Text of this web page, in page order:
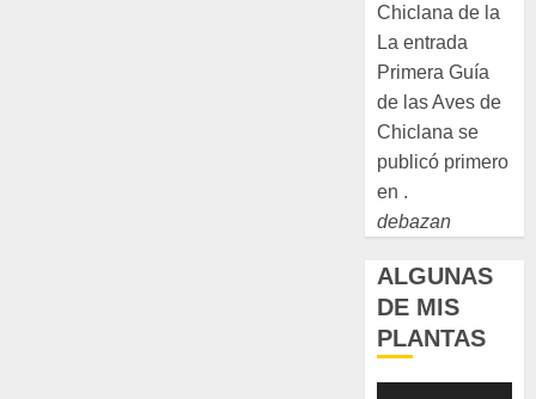
Chiclana de la
La entrada
Primera Guía
de las Aves de
Chiclana se
publicó primero
en .
debazan
ALGUNAS
DE MIS
PLANTAS